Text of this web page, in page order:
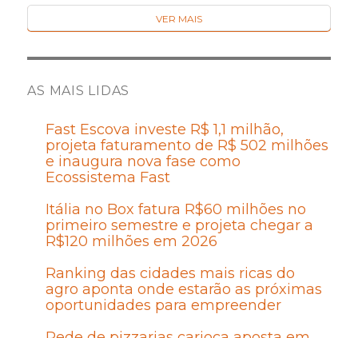
VER MAIS
AS MAIS LIDAS
Fast Escova investe R$ 1,1 milhão,
projeta faturamento de R$ 502 milhões
e inaugura nova fase como
Ecossistema Fast
Itália no Box fatura R$60 milhões no
primeiro semestre e projeta chegar a
R$120 milhões em 2026
Ranking das cidades mais ricas do
agro aponta onde estarão as próximas
oportunidades para empreender